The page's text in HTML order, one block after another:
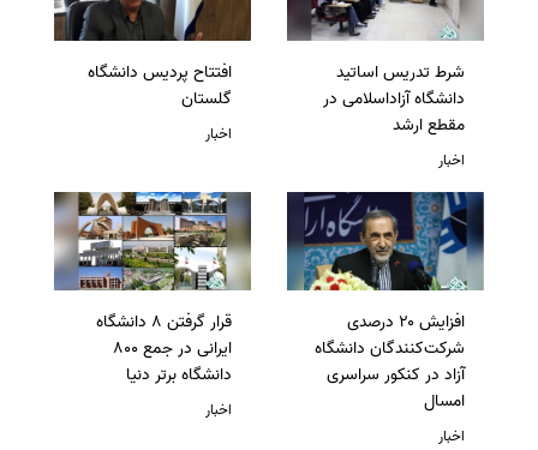
شرط تدریس اساتید
دانشگاه آزاداسلامی در
مقطع ارشد
اخبار
افتتاح پردیس دانشگاه
گلستان
اخبار
افزایش ۲۰ درصدی
شرکت‌کنندگان دانشگاه
آزاد در کنکور سراسری
امسال
اخبار
قرار گرفتن 8 دانشگاه
ایرانی در جمع 800
دانشگاه برتر دنیا
اخبار